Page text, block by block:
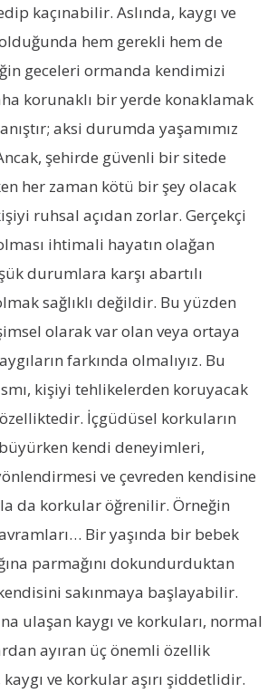
kaçınabilir. Aslında, kaygı ve
hem gerekli hem de
geceleri ormanda kendimizi
korunaklı bir yerde konaklamak
aksi durumda yaşamımız
şehirde güvenli bir sitede
her zaman kötü bir şey olacak
ruhsal açıdan zorlar. Gerçekçi
ihtimali hayatın olağan
durumlara karşı abartılı
sağlıklı değildir. Bu yüzden
olarak var olan veya ortaya
farkında olmalıyız. Bu
kişiyi tehlikelerden koruyacak
İçgüdüsel korkuların
büyürken kendi deneyimleri,
ve çevreden kendisine
da korkular öğrenilir. Örneğin
Bir yaşında bir bebek
parmağını dokundurduktan
sakınmaya başlayabilir.
ulaşan kaygı ve korkuları, normal
ayıran üç önemli özellik
ve korkular aşırı şiddetlidir.